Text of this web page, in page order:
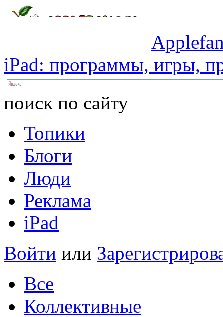
iPad: программы, игры,
поиск по сайту
Топики
Блоги
Люди
Реклама
iPad
Войти или
Все
Коллективные